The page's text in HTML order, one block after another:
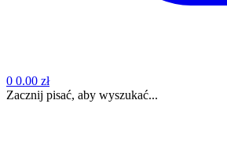
0 0.00 zł
Zacznij pisać, aby wyszukać...